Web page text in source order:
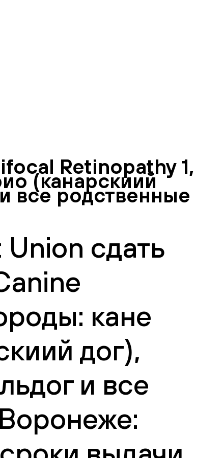
Retinopathy 1,
(канарскиий
все родственные
сдать
кане
дог),
и все